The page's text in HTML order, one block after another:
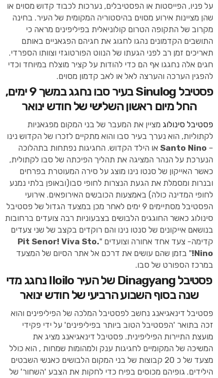
על פניו, הפייסטות או הפסטיבלים, נערכות לכבוד קדוש מסוים או
שהן מציינות אירוע מסוים בהיסטוריה המקומית של העיר. בחינה
מקרוב של התקופה הטרום קולוניאלית בפיליפינים מראה כי
התושבים הקדמונים נהגו לחגוג את חגיהם הפגאניים באותם
תאריכים זמן רב לפני הגעתו של הנווט הפורטוגזי וצוותו הספרדי.
חגים אלה נחגגו אף הם כדי להודות על קציר מוצלח במיוחד וכדי
להפגין הערכה והערצה לאל או לאב קדמון מסוים.
פסטיבל Sinulog בעיר סבו נחגג במשך 9 ימים,
החל מיום ראשון השלישי של חודש ינואר
פסטיבל סינולוג מציין את המעבר של בני המקום מפגאניות
לקתוליות, הוא נערך בעיר סבו והוא מתקיים לזכרו של הקדוש נינו
–
Santo Nino או הילד הקדוש. החגיגות נפתחות בתהלוכה
הנערכת על הנהר המציגה את תהליך הפיכתה של סבו לקתולית,
כאשר האייקון של סנטו נינו מוצג על סירה המעוטרת בפרחים
ובנרות ומסמלת את הגעת הנצרות לחופי סבו(ובאופן בלתי נמנע
לחופי המדינה כולה) באמצעות הכובשים האירופאים. אירועי
הפסטיבל מסתיימים 9 ימים לאחר מכן במצעד הגדול של פסטיבל
סינולוג כאשר החוגגים הלבושים בצבעוניות רבה צועדים ברחובות
בנושאם אייקונים של סנטו נינו והם רוקדים בקצב של שני צעדים
קדימה- צעד אחד אחורה וצועדים "Pit Senor! Viva Sto.
Nino! " בזמן שהם עושים את דרכם אל אתר הסיום של המצעד
במרכז הספורט של סבו.
פסטיבל Dinagyang של העיר Iloilo נחגג מדי
שנה בסוף השבוע הרביעי של חודש ינואר
פסטיבל דינאגיאנג נחשב לפסטיבל המלכה של הפיליפינים והוא
זכה בתואר 'הפסטיבל הטוב ביותר בפיליפינים' על ידי פקידי
מועצת התיירות הפיליפינית. פסטיבל דינאגיאנג מציג את
המשיכה של המקומיים לחגיגות ענק ולמהומות שמחות , הוא כולל
מצעד של כ 20 קבוצות של בני המקום הלבושים כאנשי השבטים
הילידים. גופיהם מכוסים בפיח כדי לחקות את הצבע 'השחור' של